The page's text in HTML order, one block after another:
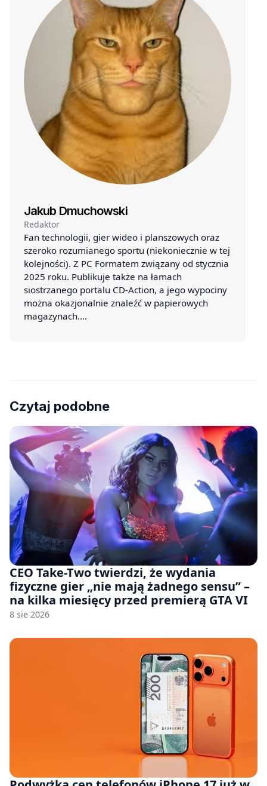
Jakub Dmuchowski
Redaktor
Fan technologii, gier wideo i planszowych oraz
szeroko rozumianego sportu (niekoniecznie w tej
kolejności). Z PC Formatem związany od stycznia
2025 roku. Publikuje także na łamach
siostrzanego portalu CD-Action, a jego wypociny
można okazjonalnie znaleźć w papierowych
magazynach.…
Czytaj podobne
CEO Take-Two twierdzi, że wydania
fizyczne gier „nie mają żadnego sensu” –
na kilka miesięcy przed premierą GTA VI
8 sie 2026